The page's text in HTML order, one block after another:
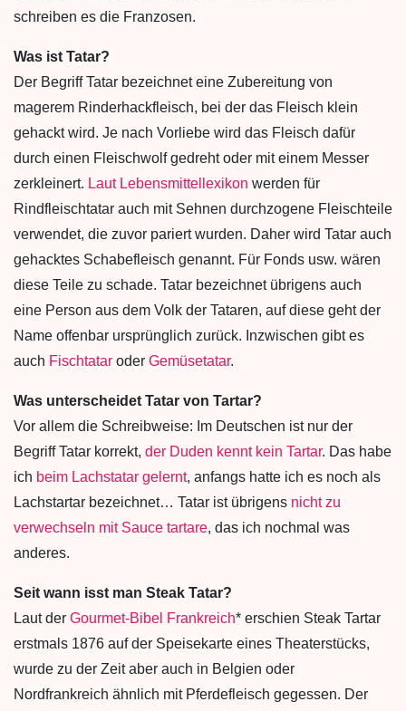
schreiben es die Franzosen.
Was ist Tatar?
Der Begriff Tatar bezeichnet eine Zubereitung von
magerem Rinderhackfleisch, bei der das Fleisch klein
gehackt wird. Je nach Vorliebe wird das Fleisch dafür
durch einen Fleischwolf gedreht oder mit einem Messer
zerkleinert. Laut Lebensmittellexikon werden für
Rindfleischtatar auch mit Sehnen durchzogene Fleischteile
verwendet, die zuvor pariert wurden. Daher wird Tatar auch
gehacktes Schabefleisch genannt. Für Fonds usw. wären
diese Teile zu schade. Tatar bezeichnet übrigens auch
eine Person aus dem Volk der Tataren, auf diese geht der
Name offenbar ursprünglich zurück. Inzwischen gibt es
auch Fischtatar oder Gemüsetatar.
Was unterscheidet Tatar von Tartar?
Vor allem die Schreibweise: Im Deutschen ist nur der
Begriff Tatar korrekt, der Duden kennt kein Tartar. Das habe
ich beim Lachstatar gelernt, anfangs hatte ich es noch als
Lachstartar bezeichnet… Tatar ist übrigens nicht zu
verwechseln mit Sauce tartare, das ich nochmal was
anderes.
Seit wann isst man Steak Tatar?
Laut der Gourmet-Bibel Frankreich* erschien Steak Tartar
erstmals 1876 auf der Speisekarte eines Theaterstücks,
wurde zu der Zeit aber auch in Belgien oder
Nordfrankreich ähnlich mit Pferdefleisch gegessen. Der